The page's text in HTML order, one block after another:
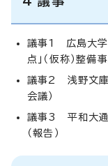
議事1 広島大学
点」（仮称）整備
議事2 浅野文庫
会議）
議事3 平和大通
（報告）